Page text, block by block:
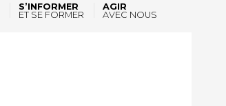
S’INFORMER
ET SE FORMER
AGIR
AVEC NOUS